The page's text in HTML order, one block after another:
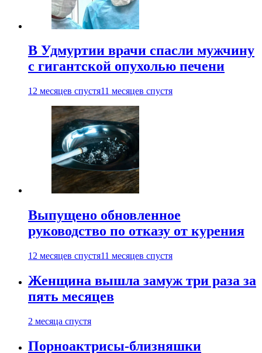
В Удмуртии врачи спасли мужчину
с гигантской опухолью печени
12 месяцев спустя11 месяцев спустя
Выпущено обновленное
руководство по отказу от курения
12 месяцев спустя11 месяцев спустя
Женщина вышла замуж три раза за
пять месяцев
2 месяца спустя
Порноактрисы-близняшки